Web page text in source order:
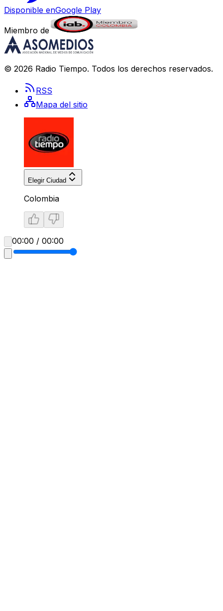
Disponible enGoogle Play
Miembro de
© 2026 Radio Tiempo. Todos los derechos reservados.
RSS
Mapa del sitio
Elegir Ciudad
Colombia
00:00 / 00:00